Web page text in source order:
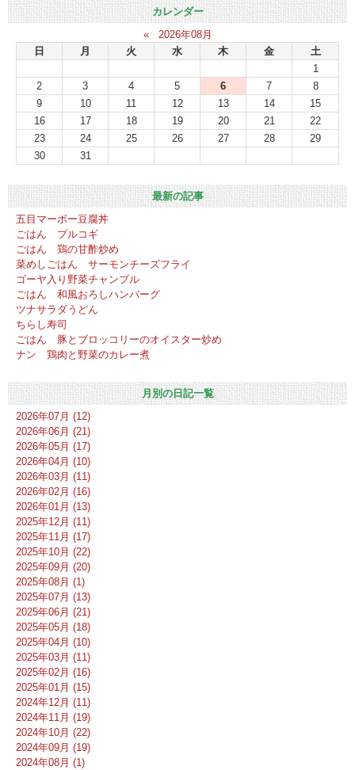
カレンダー
«
2026年08月
日
月 火 水 木 金
土
1
2
3 4 5 6 7
8
9
10 11 12 13 14
15
16
17 18 19 20 21
22
23
24 25 26 27 28
29
30
31
最新の記事
五目マーボー豆腐丼
ごはん プルコギ
ごはん 鶏の甘酢炒め
菜めしごはん サーモンチーズフライ
ゴーヤ入り野菜チャンプル
ごはん 和風おろしハンバーグ
ツナサラダうどん
ちらし寿司
ごはん 豚とブロッコリーのオイスター炒め
ナン 鶏肉と野菜のカレー煮
月別の日記一覧
2026年07月 (12)
2026年06月 (21)
2026年05月 (17)
2026年04月 (10)
2026年03月 (11)
2026年02月 (16)
2026年01月 (13)
2025年12月 (11)
2025年11月 (17)
2025年10月 (22)
2025年09月 (20)
2025年08月 (1)
2025年07月 (13)
2025年06月 (21)
2025年05月 (18)
2025年04月 (10)
2025年03月 (11)
2025年02月 (16)
2025年01月 (15)
2024年12月 (11)
2024年11月 (19)
2024年10月 (22)
2024年09月 (19)
2024年08月 (1)